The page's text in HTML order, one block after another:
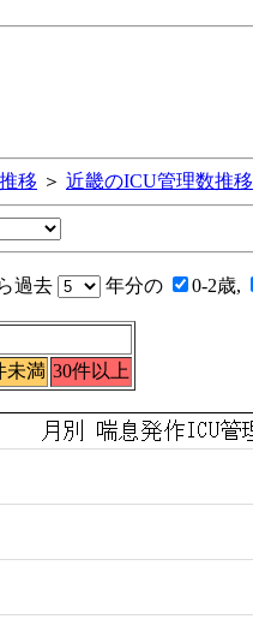
移 ＞ 近畿のICU管理数推移
過去 年分の 0-2歳,
未満 30件以上